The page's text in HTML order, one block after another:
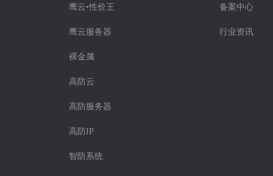
鹰云•性价王
鹰云服务器
裸金属
高防云
高防服务器
高防IP
智防系统
备案中心
行业资讯